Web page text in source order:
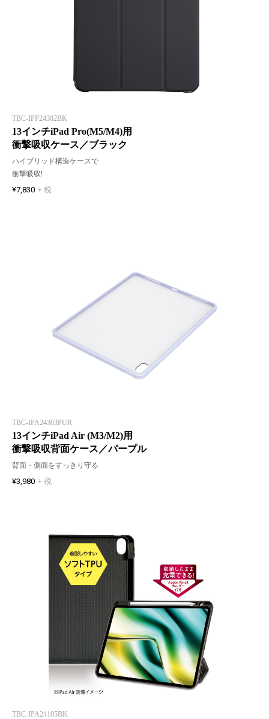
TBC-IPP24302BK
13インチiPad Pro(M5/M4)用
衝撃吸収ケース／ブラック
ハイブリッド構造ケースで
衝撃吸収!
¥7,830 + 税
TBC-IPA24303PUR
13インチiPad Air (M3/M2)用
衝撃吸収背面ケース／パープル
背面・側面をすっきり守る
¥3,980 + 税
TBC-IPA24105BK